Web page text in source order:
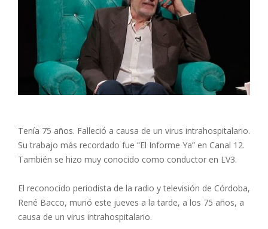
Tenía 75 años. Falleció a causa de un virus intrahospitalario.
Su trabajo más recordado fue “El Informe Ya” en Canal 12.
También se hizo muy conocido como conductor en LV3.
El reconocido periodista de la radio y televisión de Córdoba,
René Bacco, murió este jueves a la tarde, a los 75 años, a
causa de un virus intrahospitalario.